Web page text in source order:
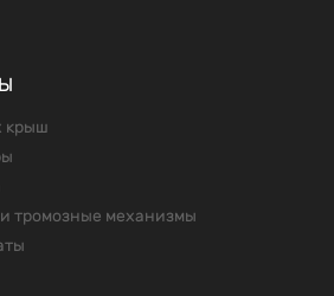
крыш
тромозные механизмы